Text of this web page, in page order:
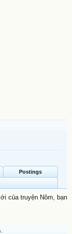
Postings
của truyện Nôm, bạn